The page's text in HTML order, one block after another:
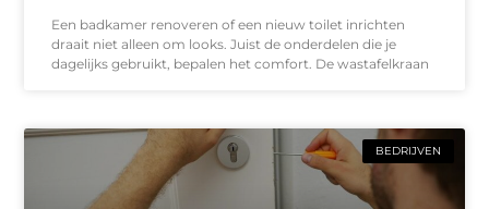
Een badkamer renoveren of een nieuw toilet inrichten
draait niet alleen om looks. Juist de onderdelen die je
dagelijks gebruikt, bepalen het comfort. De wastafelkraan
BEDRIJVEN